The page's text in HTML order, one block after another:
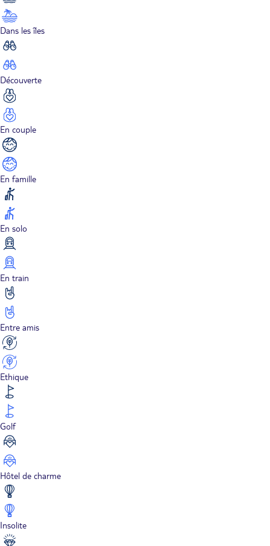
Dans les îles
Découverte
En couple
En famille
En solo
En train
Entre amis
Ethique
Golf
Hôtel de charme
Insolite